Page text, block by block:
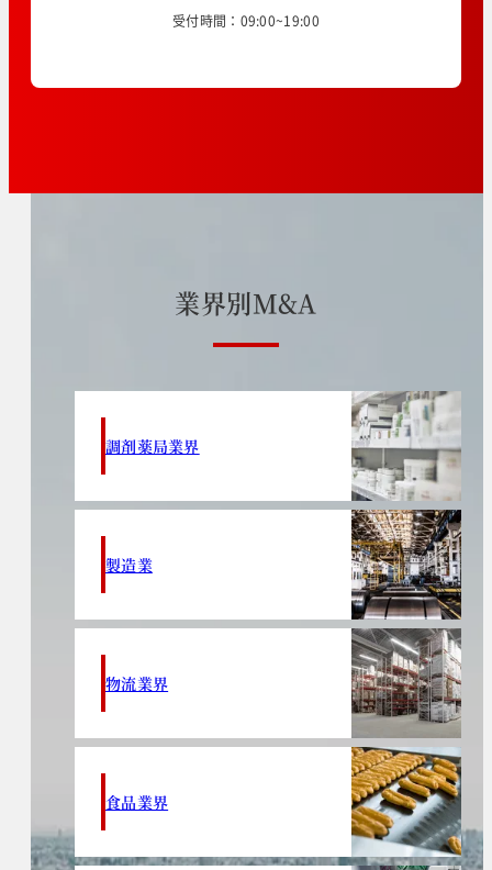
受付時間：09:00~19:00
業界別M&A
調剤薬局業界
製造業
物流業界
食品業界